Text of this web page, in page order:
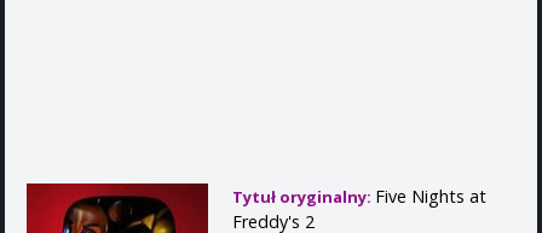
Tytuł oryginalny: Five Nights at
Freddy's 2